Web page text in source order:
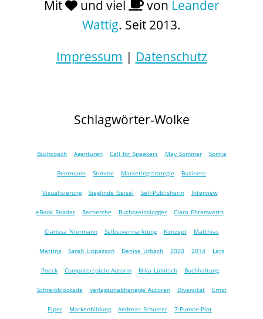
Mit und viel von Leander
Wattig. Seit 2013.
Impressum | Datenschutz
Schlagwörter-Wolke
Buchcoach Agenturen Call for Speakers May Sommer Sontje
Beermann Stimme Marketingstrategie Business
Visualisierung Sieglinde Geisel Self-Publisherin Interview
eBook Reader Recherche Buchpreisblogger Clara Ehrenwerth
Clarissa Niermann Selbstvermarktung Konzept Matthias
Matting Sarah Lippasson Denise Urbach 2020 2014 Lars
Poeck Computerspiele-Autorin Nika Lubitsch Buchhaltung
Schreibblockade verlagsunabhängige Autoren Diversität Ernst
Piper Markenbildung Andreas Schuster 7-Punkte-Plot